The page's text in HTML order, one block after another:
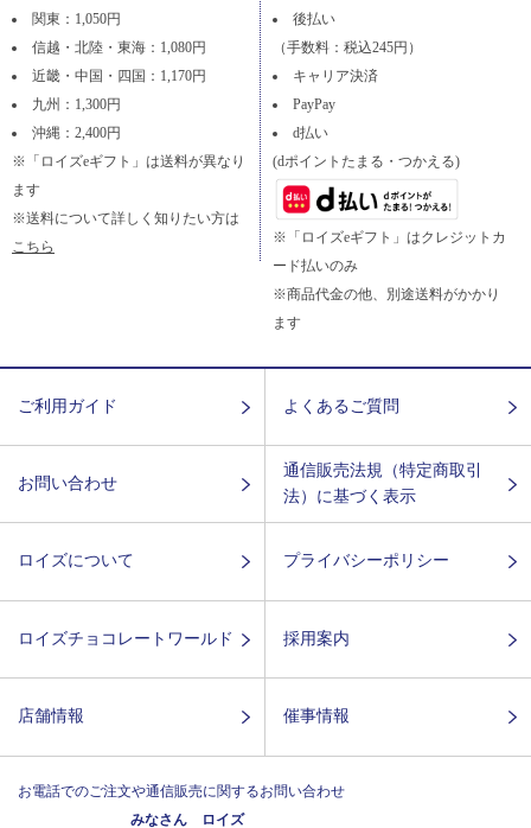
関東：1,050円
信越・北陸・東海：1,080円
近畿・中国・四国：1,170円
九州：1,300円
沖縄：2,400円
※「ロイズeギフト」は送料が異なり
ます
※送料について詳しく知りたい方は
こちら
後払い
（手数料：税込245円）
キャリア決済
PayPay
d払い
(dポイントたまる・つかえる)
※「ロイズeギフト」はクレジットカ
ード払いのみ
※商品代金の他、別途送料がかかり
ます
ご利用ガイド よくあるご質問
お問い合わせ
通信販売法規（特定商取引
法）に基づく表示
ロイズについて プライバシーポリシー
ロイズチョコレートワールド 採用案内
店舗情報 催事情報
お電話でのご注文や通信販売に関するお問い合わせ
みなさん ロイズ